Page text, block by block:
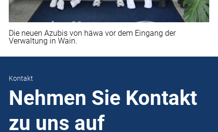
Die neuen Azubis von häwa vor dem Eingang der
Verwaltung in Wain.
Kontakt
Nehmen Sie Kontakt
zu uns auf